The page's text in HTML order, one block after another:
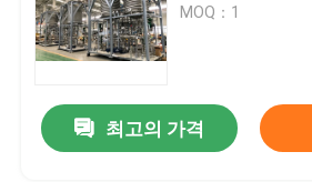
MOQ：1
최고의 가격